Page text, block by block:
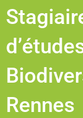
Rennes